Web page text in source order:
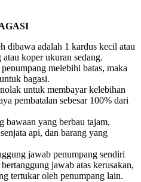
dibawa adalah 1 kardus kecil atau
atau koper ukuran sedang.
melebihi batas, maka
bagasi.
untuk membayar kelebihan
pembatalan sebesar 100% dari
bawaan yang berbau tajam,
api, dan barang yang
jawab penumpang sendiri
jawab atas kerusakan,
tertukar oleh penumpang lain.